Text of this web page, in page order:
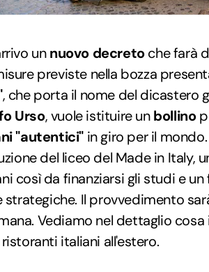
unnuovo decretoche farà
previste nella bozza
, che porta il nome del dicastero
Urso, vuole istituire unbollino
"autentici" in giro per il
del liceo del Made in Italy,
così da finanziarsi gli studi e
strategiche. Il provvedimento
Vediamo nel dettaglio
italiani all'estero.